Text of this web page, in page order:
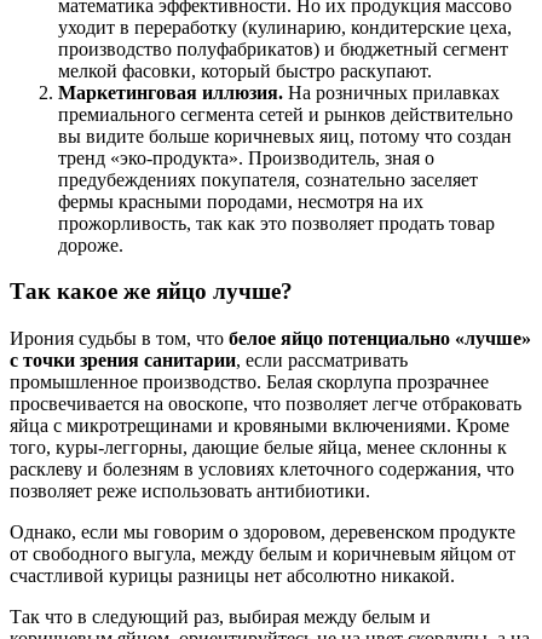
математика эффективности. Но их продукция массово
уходит в переработку (кулинарию, кондитерские цеха,
производство полуфабрикатов) и бюджетный сегмент
мелкой фасовки, который быстро раскупают.
Маркетинговая иллюзия. На розничных прилавках
премиального сегмента сетей и рынков действительно
вы видите больше коричневых яиц, потому что создан
тренд «эко-продукта». Производитель, зная о
предубеждениях покупателя, сознательно заселяет
фермы красными породами, несмотря на их
прожорливость, так как это позволяет продать товар
дороже.
Так какое же яйцо лучше?
Ирония судьбы в том, что белое яйцо потенциально «лучше»
с точки зрения санитарии, если рассматривать
промышленное производство. Белая скорлупа прозрачнее
просвечивается на овоскопе, что позволяет легче отбраковать
яйца с микротрещинами и кровяными включениями. Кроме
того, куры-леггорны, дающие белые яйца, менее склонны к
расклеву и болезням в условиях клеточного содержания, что
позволяет реже использовать антибиотики.
Однако, если мы говорим о здоровом, деревенском продукте
от свободного выгула, между белым и коричневым яйцом от
счастливой курицы разницы нет абсолютно никакой.
Так что в следующий раз, выбирая между белым и